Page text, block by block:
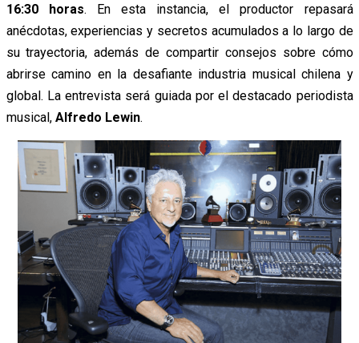
16:30 horas. En esta instancia, el productor repasará
anécdotas, experiencias y secretos acumulados a lo largo de
su trayectoria, además de compartir consejos sobre cómo
abrirse camino en la desafiante industria musical chilena y
global. La entrevista será guiada por el destacado periodista
musical, Alfredo Lewin.